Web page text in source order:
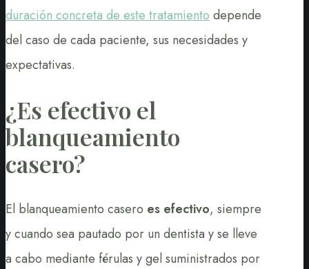
duración concreta de este tratamiento depende
del caso de cada paciente, sus necesidades y
expectativas.
¿Es efectivo el
blanqueamiento
casero?
El blanqueamiento casero es efectivo, siempre
y cuando sea pautado por un dentista y se lleve
a cabo mediante férulas y gel suministrados por